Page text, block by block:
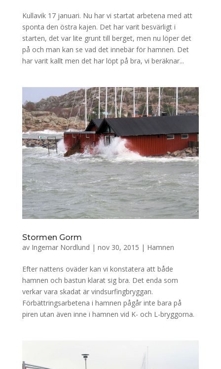
Kullavik 17 januari. Nu har vi startat arbetena med att
sponta den östra kajen. Det har varit besvärligt i
starten, det var lite grunt till berget, men nu löper det
på och man kan se vad det innebär för hamnen. Det
har varit kallt men det har löpt på bra, vi beräknar...
Stormen Gorm
av Ingemar Nordlund | nov 30, 2015 | Hamnen
Efter nattens oväder kan vi konstatera att både
hamnen och bastun klarat sig bra. Det enda som
verkar vara skadat är vindsurfingbryggan.
Förbättringsarbetena i hamnen pågår inte bara på
piren utan även inne i hamnen vid K- och L-bryggorna.